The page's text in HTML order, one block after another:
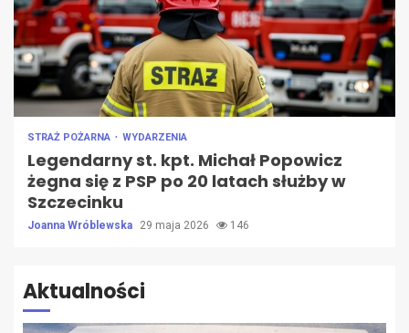
STRAŻ POŻARNA WYDARZENIA
Legendarny st. kpt. Michał Popowicz
żegna się z PSP po 20 latach służby w
Szczecinku
Joanna Wróblewska 29 maja 2026 146
Aktualności